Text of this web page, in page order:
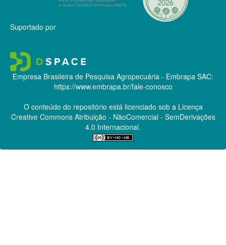
Suportado por
Empresa Brasileira de Pesquisa Agropecuária - Embrapa SAC:
https://www.embrapa.br/fale-conosco
O conteúdo do repositório está licenciado sob a Licença
Creative CommonsAtribuição - NãoComercial - SemDerivações
4.0 Internacional.